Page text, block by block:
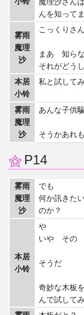
魔理沙さん
んを知って
雾雨
魔理
沙
こっくりさ
まあ 知ら
それがどう
本居
小铃
私と試して
雾雨
魔理
沙
あんな子供
そうかあれ
P14
雾雨
魔理
沙
でも
何か訊きた
のか？
本居
小铃
や
いや その
そうだ
奇妙な木板
んで試して